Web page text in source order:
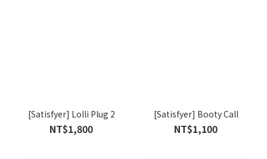
[Satisfyer] Lolli Plug 2
NT$1,800
[Satisfyer] Booty Call
NT$1,100